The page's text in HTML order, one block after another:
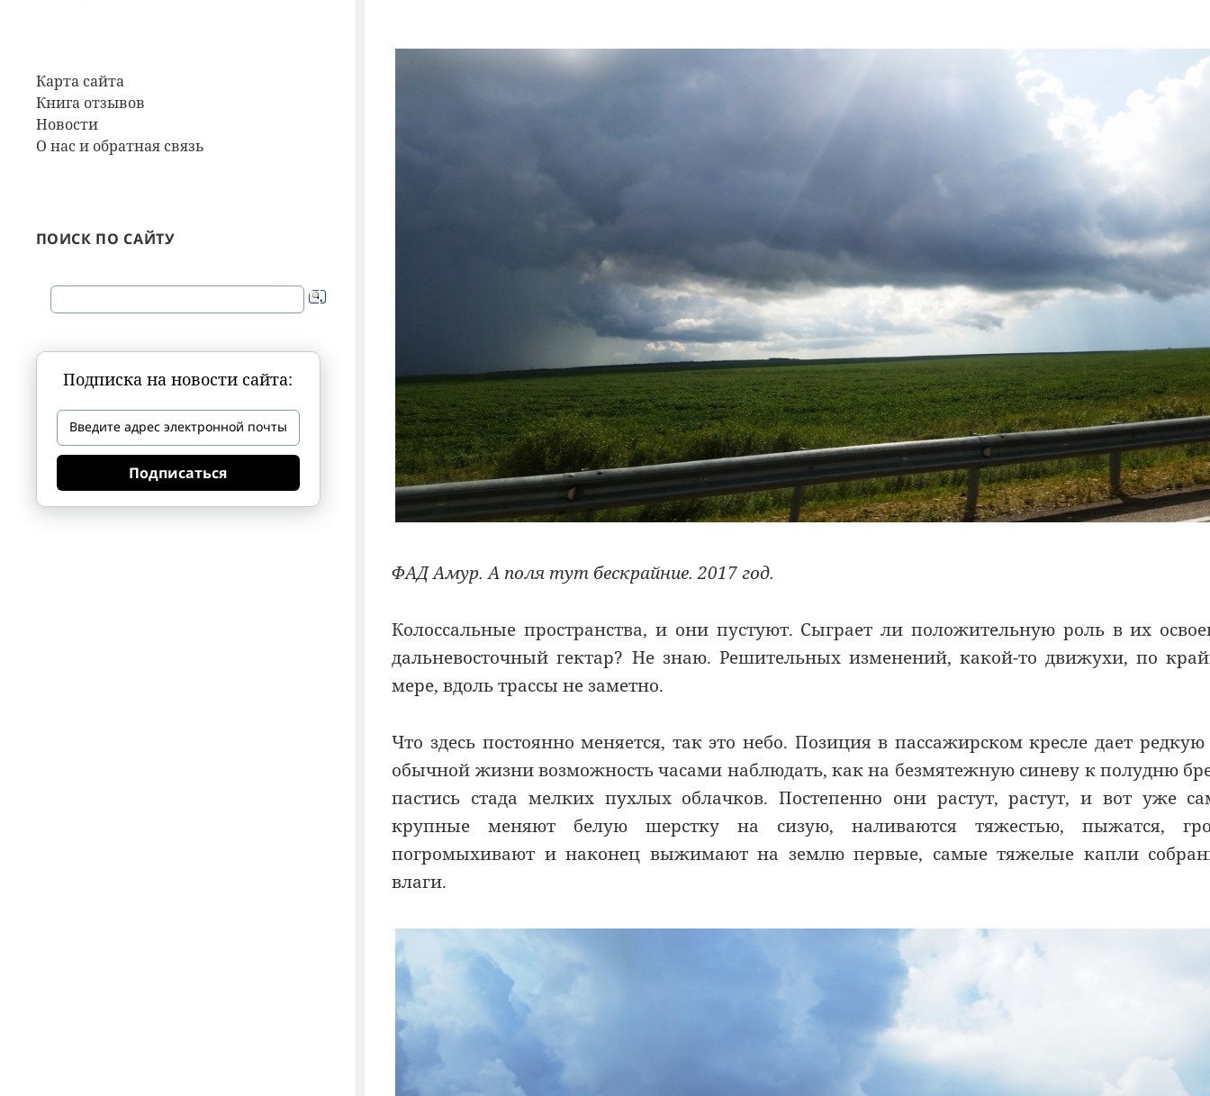
Карта сайта
Книга отзывов
Новости
О нас и обратная связь
ПОИСК ПО САЙТУ
Подписка на новости сайта:
Подписаться
ФАД Амур. А поля тут бескрайние. 2017 год.
Колоссальные пространства, и они пустуют. Сыграет ли положительную роль в их
дальневосточный гектар? Не знаю. Решительных изменений, какой-то движухи, по
мере, вдоль трассы не заметно.
Что здесь постоянно меняется, так это небо. Позиция в пассажирском кресле дает редкую
обычной жизни возможность часами наблюдать, как на безмятежную синеву к полудню
пастись стада мелких пухлых облачков. Постепенно они растут, растут, и вот уже
крупные меняют белую шерстку на сизую, наливаются тяжестью, пыжатся,
погромыхивают и наконец выжимают на землю первые, самые тяжелые капли
влаги.